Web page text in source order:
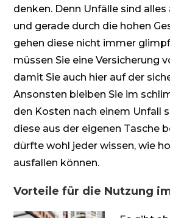
denken. Denn Unfälle sind
und gerade durch die hohen
gehen diese nicht immer
müssen Sie eine Versicherung
damit Sie auch hier auf der
Ansonsten bleiben Sie im
den Kosten nach einem Unfall
diese aus der eigenen Tasche
dürfte wohl jeder wissen, wie
ausfallen können.
Vorteile für die Nutzung